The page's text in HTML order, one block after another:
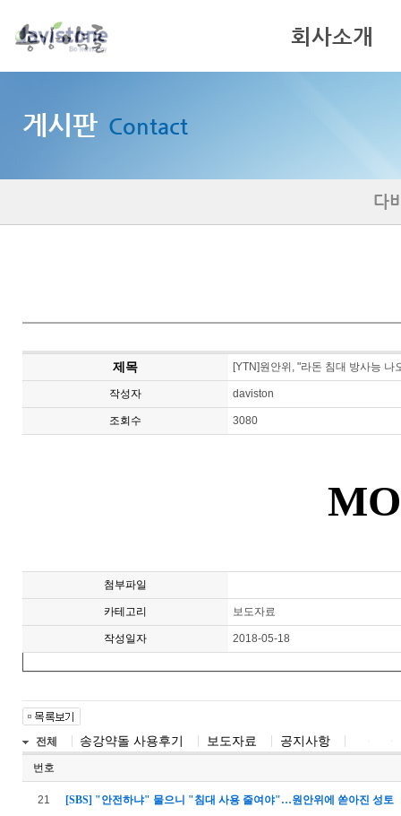
회사소개
게시판 Contact
다
제목 [YTN]원안위, "라돈 침대 방사능 나
작성자 daviston
조회수 3080
첨부파일
카테고리 보도자료
작성일자 2018-05-18
전체 송강약돌 사용후기 보도자료 공지사항
번호
21 [SBS] "안전하냐" 물으니 "침대 사용 줄여야"…원안위에 쏟아진 성토